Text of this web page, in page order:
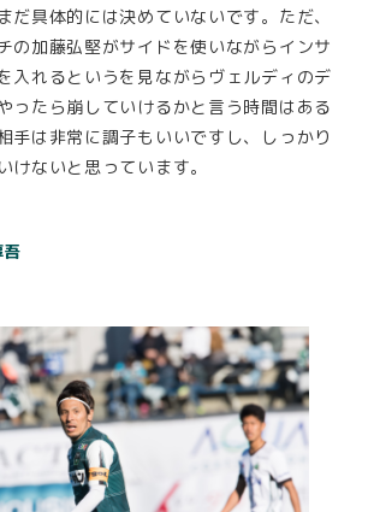
だ具体的には決めていないです。ただ、
の加藤弘堅がサイドを使いながらインサ
入れるというを見ながらヴェルディのデ
ったら崩していけるかと言う時間はある
手は非常に調子もいいですし、しっかり
けないと思っています。